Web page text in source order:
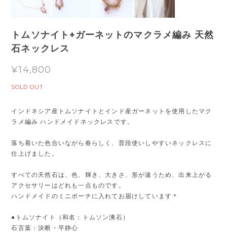
トムソナイト+ガーネットのマクラメ編み 天然
石ネックレス
¥14,800
SOLD OUT
インドネシア産トムソナイトとインド産ガーネットを使用したマク
ラメ編み ハンドメイドネックレスです。
落ち着いた色合いながら春らしく、普段使いしやすいネックレスに
仕上げました。
すべての天然石は、色、輝き、大きさ、形が違うため、出来上がる
アクセサリーはどれも一点ものです。
ハンドメイドのミニポーチに入れてお届けしています＊
●トムソナイト（和名：トムソン沸石）
石言葉：決断・平静心